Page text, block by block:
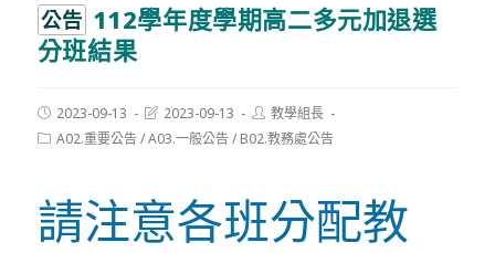
公告 112學年度學期高二多元加退選
分班結果
Post
published:
2023-09-13
Post
modified:
2023-09-13
Post
author:
教學組長
PostA02.重要公告/A03.一般公告/ B02.教務處公告
請注意各班分配教